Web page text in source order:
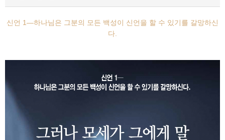
신언 1―하나님은 그분의 모든 백성이 신언을 할 수 있기를 갈망하신
다.